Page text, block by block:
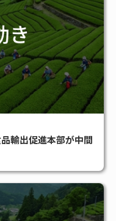
輸出促進本部が中間